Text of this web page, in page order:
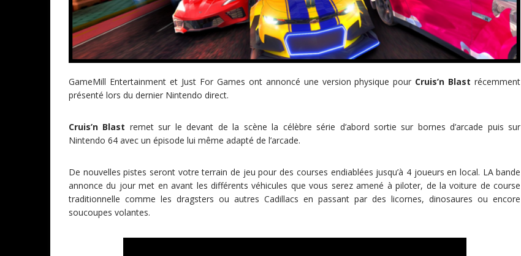
GameMill Entertainment et Just For Games ont annoncé une version physique pour Cruis’n Blast récemment
présenté lors du dernier Nintendo direct.
Cruis’n Blast remet sur le devant de la scène la célèbre série d’abord sortie sur bornes d’arcade puis sur
Nintendo 64 avec un épisode lui même adapté de l’arcade.
De nouvelles pistes seront votre terrain de jeu pour des courses endiablées jusqu’à 4 joueurs en local. LA bande
annonce du jour met en avant les différents véhicules que vous serez amené à piloter, de la voiture de course
traditionnelle comme les dragsters ou autres Cadillacs en passant par des licornes, dinosaures ou encore
soucoupes volantes.